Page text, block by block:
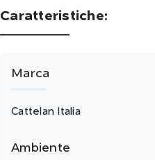
Caratteristiche:
Marca
Cattelan Italia
Ambiente